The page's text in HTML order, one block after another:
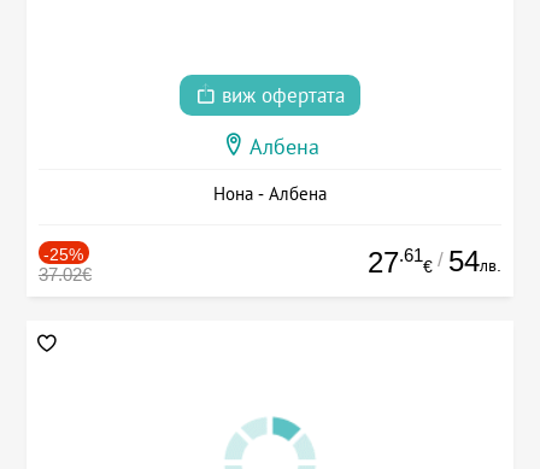
виж офертата
Албена
Нона - Албена
-25%
37.02€ 27.61
€ / 54лв.